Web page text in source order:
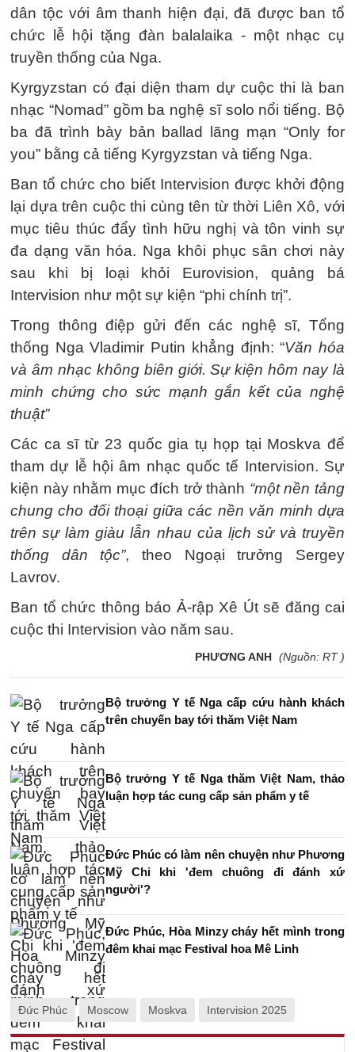
dân tộc với âm thanh hiện đại, đã được ban tổ
chức lễ hội tặng đàn balalaika - một nhạc cụ
truyền thống của Nga.
Kyrgyzstan có đại diện tham dự cuộc thi là ban
nhạc “Nomad” gồm ba nghệ sĩ solo nổi tiếng. Bộ
ba đã trình bày bản ballad lãng mạn “Only for
you” bằng cả tiếng Kyrgyzstan và tiếng Nga.
Ban tổ chức cho biết Intervision được khởi động
lại dựa trên cuộc thi cùng tên từ thời Liên Xô, với
mục tiêu thúc đẩy tình hữu nghị và tôn vinh sự
đa dạng văn hóa. Nga khôi phục sân chơi này
sau khi bị loại khỏi Eurovision, quảng bá
Intervision như một sự kiện “phi chính trị”.
Trong thông điệp gửi đến các nghệ sĩ, Tổng
thống Nga Vladimir Putin khẳng định: “Văn hóa
và âm nhạc không biên giới. Sự kiện hôm nay là
minh chứng cho sức mạnh gắn kết của nghệ
thuật”
Các ca sĩ từ 23 quốc gia tụ họp tại Moskva để
tham dự lễ hội âm nhạc quốc tế Intervision. Sự
kiện này nhằm mục đích trở thành “một nền tảng
chung cho đối thoại giữa các nền văn minh dựa
trên sự làm giàu lẫn nhau của lịch sử và truyền
thống dân tộc”, theo Ngoại trưởng Sergey
Lavrov.
Ban tổ chức thông báo Ả-rập Xê Út sẽ đăng cai
cuộc thi Intervision vào năm sau.
PHƯƠNG ANH (Nguồn: RT )
Bộ trưởng Y tế Nga cấp cứu hành khách
trên chuyến bay tới thăm Việt Nam
Bộ trưởng Y tế Nga thăm Việt Nam, thảo
luận hợp tác cung cấp sản phẩm y tế
Đức Phúc có làm nên chuyện như Phương
Mỹ Chi khi 'đem chuông đi đánh xứ
người'?
Đức Phúc, Hòa Minzy cháy hết mình trong
đêm khai mạc Festival hoa Mê Linh
Đức Phúc Moscow Moskva Intervision 2025